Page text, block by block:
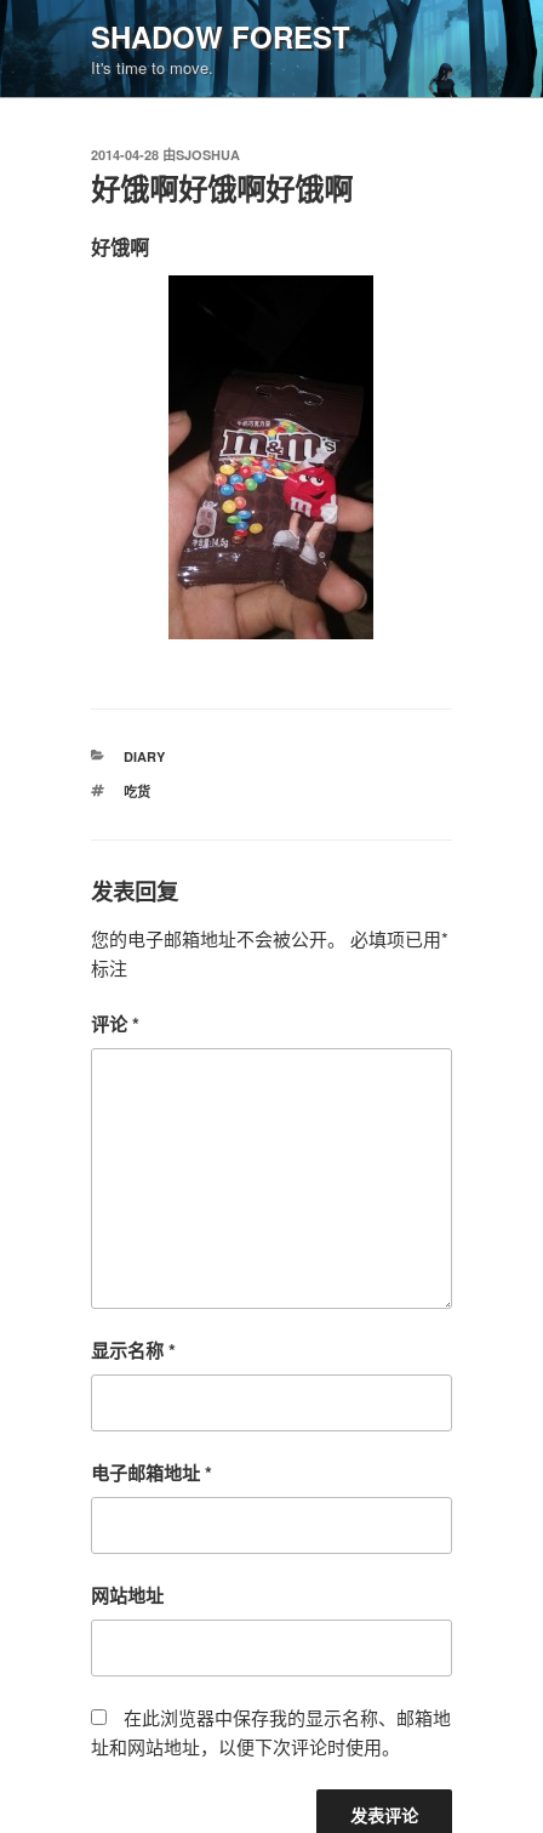
跳
至
内
容
SHADOW FOREST
It's time to move.
发
布
于
2014-04-28由SJOSHUA
好饿啊好饿啊好饿啊
好饿啊
分
DIARY
标
吃货
发表回复
您的电子邮箱地址不会被公开。 必填项已用*
标注
评论*
显示名称*
电子邮箱地址*
网站地址
在此浏览器中保存我的显示名称、邮箱地
址和网站地址，以便下次评论时使用。